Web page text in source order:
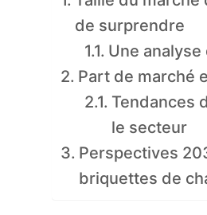
de surprendre
Une
Part de marché
Tendances
le secteur
Perspectives
briquettes de